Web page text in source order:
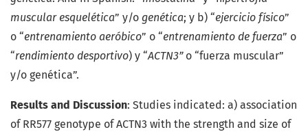
muscular esquelética” y/o genética; y b) “ejercicio físico”
o “entrenamiento aeróbico” o “entrenamiento de fuerza” o
“rendimiento desportivo) y “ACTN3”o “fuerza muscular”
y/o genética”.
Results and Discussion: Studies indicated: a) association
of RR577 genotype of ACTN3 with the strength and size of